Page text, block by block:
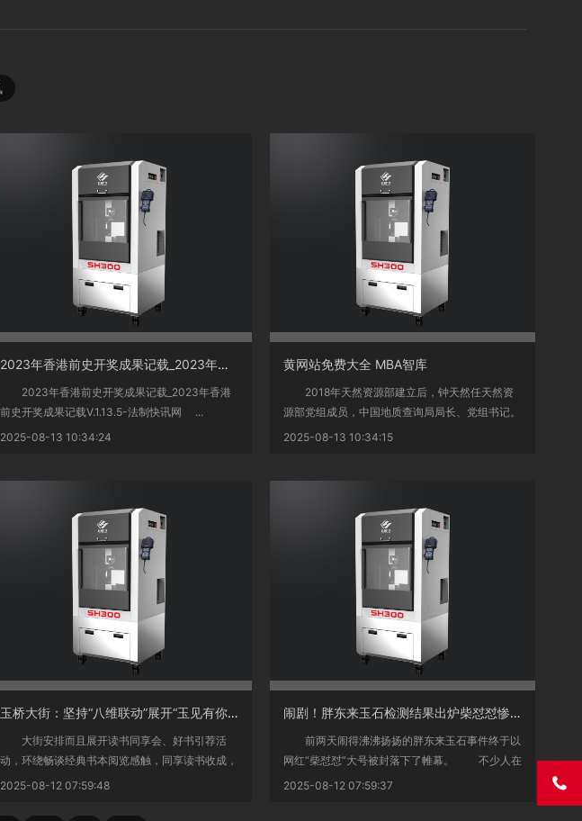
2023年香港前史开奖成果记载_2023年香港前史开奖成果记载V
2023年香港前史开奖成果记载_2023年香港
前史开奖成果记载V.1.13.5-法制快讯网 ...
2025-08-13 10:34:24
黄网站免费大全 MBA智库
2018年天然资源部建立后，钟天然任天然资
源部党组成员，中国地质查询局局长、党组书记。
直至202...
2025-08-13 10:34:15
玉桥大街：坚持“八维联动”展开“玉见有你玉见有我”社会文明风气培养举动
大街安排而且展开读书同享会、好书引荐活
动，环绕畅谈经典书本阅览感触，同享读书收成，
健全典...
2025-08-12 07:59:48
闹剧！胖东来玉石检测结果出炉柴怼怼惨了名下多家企业已注销
前两天闹得沸沸扬扬的胖东来玉石事件终于以
网红“柴怼怼”大号被封落下了帷幕。 不少人在
有关胖...
2025-08-12 07:59:37 